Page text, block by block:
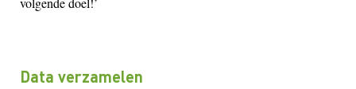
Data verzamelen